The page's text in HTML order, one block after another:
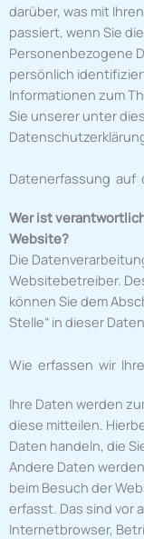
darüber, was mit
passiert, wenn Sie
Personenbezogene
persönlich
Informationen zum
Sie unserer unter
Datenerfassung auf
Wer ist
Website?
Die
Websitebetreiber.
können Sie dem
Stelle“ in dieser
Wie erfassen wir
Ihre Daten werden
diese mitteilen.
Daten handeln, die
Andere Daten
beim Besuch der
erfasst. Das sind vor
Internetbrowser,